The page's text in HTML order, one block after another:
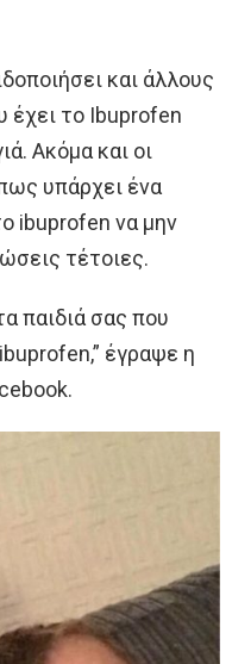
και άλλους
έχει το Ibuprofen
Ακόμα και οι
υπάρχει ένα
ibuprofen να μην
τέτοιες.
παιδιά σας που
έγραψε η